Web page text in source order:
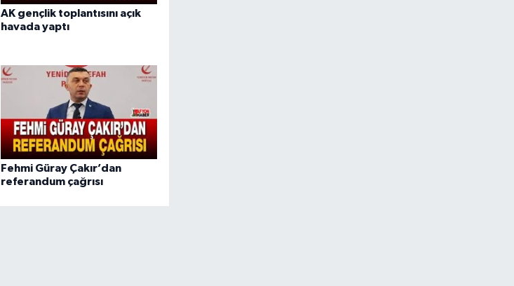
AK gençlik toplantısını açık
havada yaptı
Fehmi Güray Çakır’dan
referandum çağrısı